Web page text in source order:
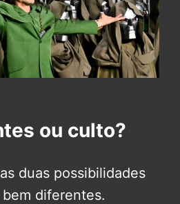
ou culto?
duas possibilidades
diferentes.